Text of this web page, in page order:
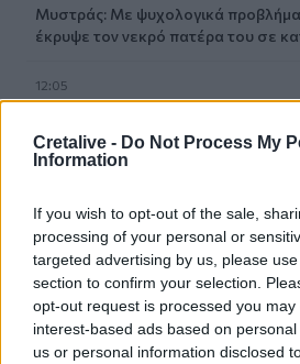
Cretalive - Do Not Process My
Information
If you wish to opt-out of the sale,
processing of your personal or
targeted advertising by us, please
section to confirm your selection.
opt-out request is processed you may
interest-based ads based on
us or personal information disclosed
Μυστράς: Με ψυχολογικά
έκρυψε τον νεκρό πατέρα του σε
12:05
Κρήτη: Στην εισαγγελία ο φάκελος
"ανάσα" από το Κούλε (photos)
11:54
Φωτιά σε κτίριο στην
απεγκλώβισαν άτομο